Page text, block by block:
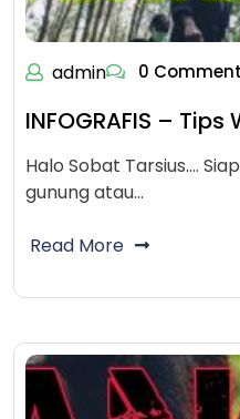
admin 0
INFOGRAFIS –
Halo Sobat Tarsius....
gunung atau…
Read More